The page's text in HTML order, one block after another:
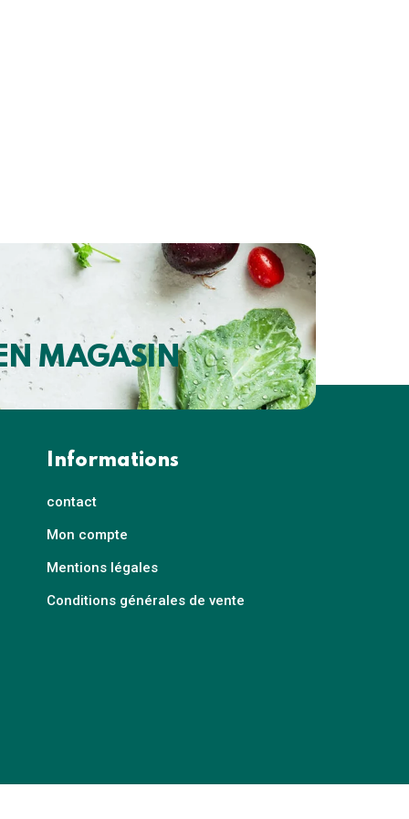
MAGASIN
Informations
contact
Mon compte
Mentions légales
Conditions générales de vente